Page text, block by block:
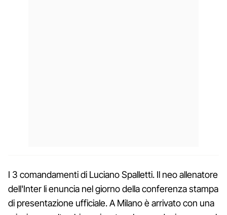
I 3 comandamenti di Luciano Spalletti. Il neo allenatore
dell'Inter li enuncia nel giorno della conferenza stampa
di presentazione ufficiale. A Milano è arrivato con una